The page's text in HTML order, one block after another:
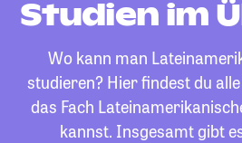
Studien im
Wo kann man
studieren? Hier findest du
das Fach
kannst. Insgesamt gibt